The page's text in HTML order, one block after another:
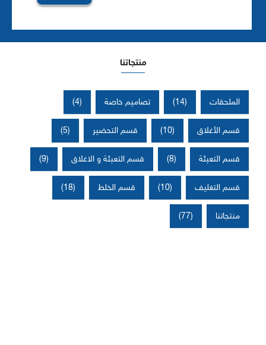
منتجاتنا
الملحقات (14) تصاميم خاصة
(4)
قسم الأغلاق
(10) قسم التحضير
(5)
قسم التعبئة
(8) قسم التعبئة و الاغلاق
(9)
قسم التغليف
(10) قسم الخلط
(18)
منتجاتنا
(77)